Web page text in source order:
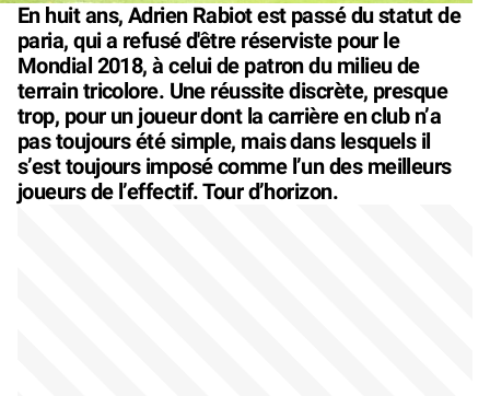
En huit ans, Adrien Rabiot est passé du statut de
paria, qui a refusé d'être réserviste pour le
Mondial 2018, à celui de patron du milieu de
terrain tricolore. Une réussite discrète, presque
trop, pour un joueur dont la carrière en club n’a
pas toujours été simple, mais dans lesquels il
s’est toujours imposé comme l’un des meilleurs
joueurs de l’effectif. Tour d’horizon.